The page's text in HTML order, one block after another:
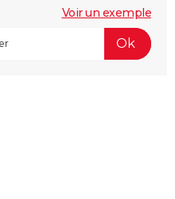
Voir un exemple